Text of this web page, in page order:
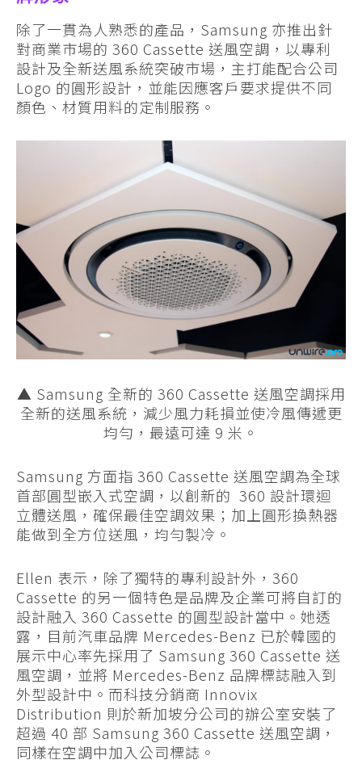
除了一貫為人熟悉的產品，Samsung 亦推出針
對商業市場的 360 Cassette 送風空調，以專利
設計及全新送風系統突破市場，主打能配合公司
Logo 的圓形設計，並能因應客戶要求提供不同
顏色、材質用料的定制服務。
▲ Samsung 全新的 360 Cassette 送風空調採用
全新的送風系統，減少風力耗損並使冷風傳遞更
均勻，最遠可達 9 米。
Samsung 方面指 360 Cassette 送風空調為全球
首部圓型嵌入式空調，以創新的 360 設計環迴
立體送風，確保最佳空調效果；加上圓形換熱器
能做到全方位送風，均勻製冷。
Ellen 表示，除了獨特的專利設計外，360
Cassette 的另一個特色是品牌及企業可將自訂的
設計融入 360 Cassette 的圓型設計當中。她透
露，目前汽車品牌 Mercedes-Benz 已於韓國的
展示中心率先採用了 Samsung 360 Cassette 送
風空調，並將 Mercedes-Benz 品牌標誌融入到
外型設計中。而科技分銷商 Innovix
Distribution 則於新加坡分公司的辦公室安裝了
超過 40 部 Samsung 360 Cassette 送風空調，
同樣在空調中加入公司標誌。